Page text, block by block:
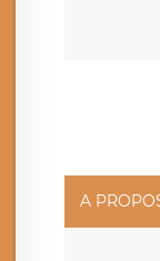
rue Léopold
également
d’une
A